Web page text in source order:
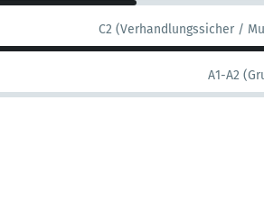
C2 (Verhandlungssicher /
A1-A2